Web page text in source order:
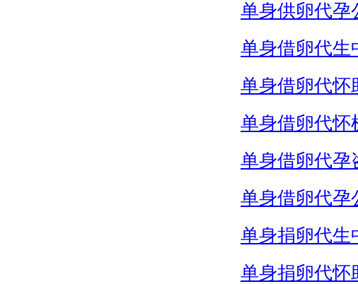
单身供卵代孕
单身借卵代生
单身借卵代怀
单身借卵代怀
单身借卵代孕
单身借卵代孕
单身捐卵代生
单身捐卵代怀